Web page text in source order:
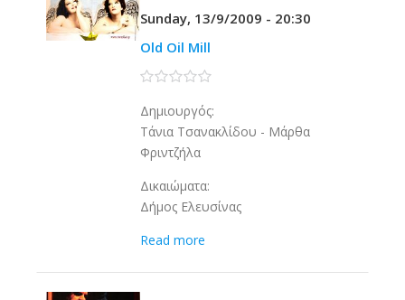
Sunday, 13/9/2009 - 20:30
Old Oil Mill
0 stars
Δημιουργός:
Τάνια Τσανακλίδου - Μάρθα
Φριντζήλα
Δικαιώματα:
Δήμος Ελευσίνας
Read more